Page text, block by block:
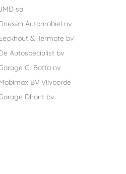
sa
Automobiel nv
& Termote bv
Autospecialist bv
G. Botta nv
BV Vilvoorde
Dhont bv